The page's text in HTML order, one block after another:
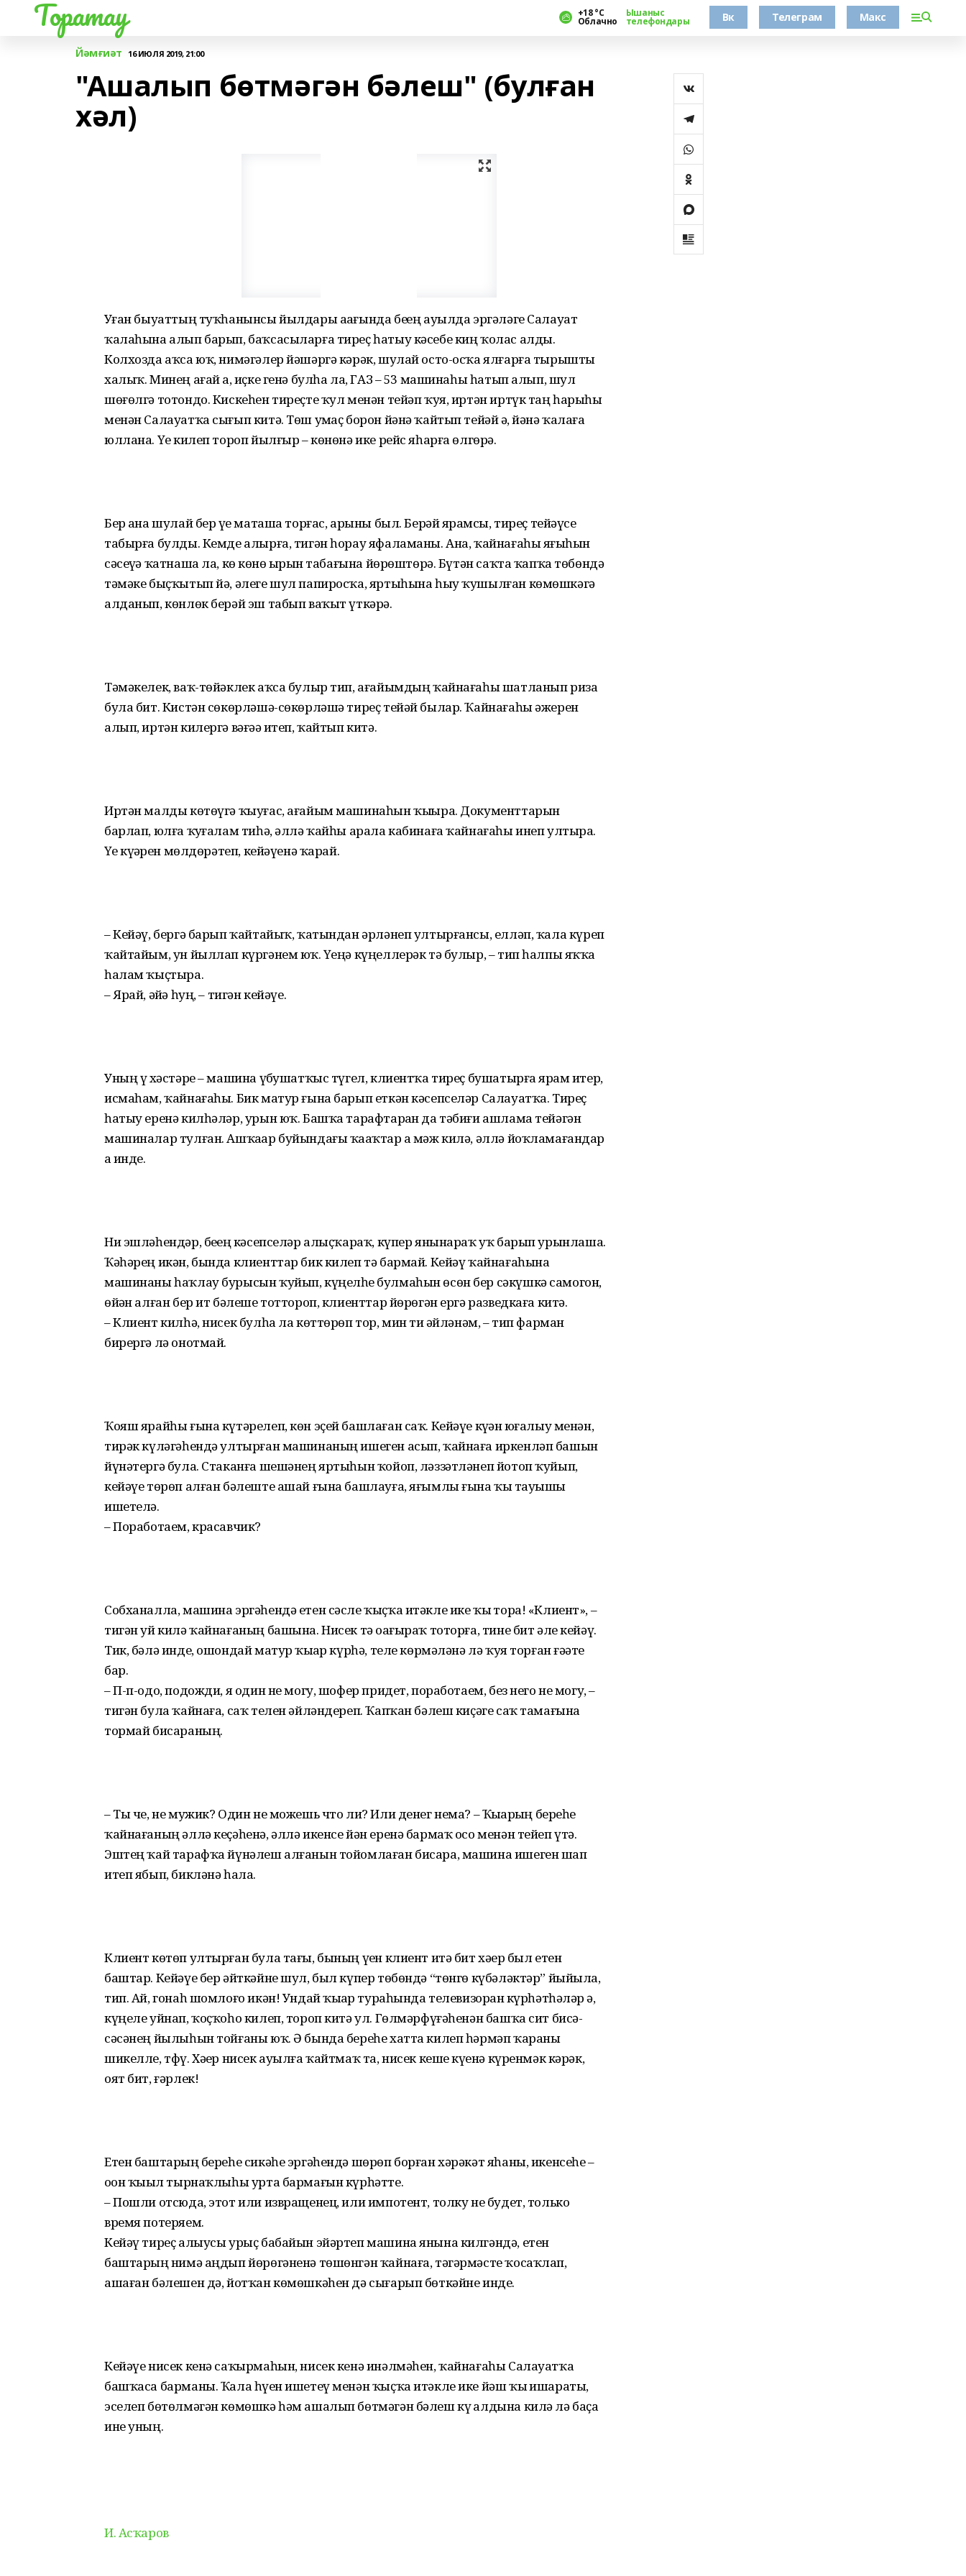
Торатау +18 °С
Облачно
Ышаныс
телефондары Вк Телеграм Макс
Йәмғиәт 16 ИЮЛЯ 2019, 21:00
"Ашалып бөтмәгән бәлеш" (булған
хәл)
Уҙған быуаттың туҡһанынсы йылдары аҙағында беҙҙең ауылда эргәләге Салауат
ҡалаһына алып барып, баҡсасыларға тиреҫ һатыу кәсебе киң ҡолас алды.
Колхозда аҡса юҡ, нимәгәлер йәшәргә кәрәк, шулай осто-осҡа ялғарға тырышты
халыҡ. Минең ағай ҙа, иҫке генә булһа ла, ГАЗ – 53 машинаһы һатып алып, шул
шөғөлгә тотондо. Кискеһен тиреҫте ҡул менән тейәп ҡуя, иртән иртүк таң һарыһы
менән Салауатҡа сығып китә. Төш уҙмаҫ борон йәнә ҡайтып тейәй ҙә, йәнә ҡалаға
юллана. Үҙе килеп тороп йылғыр – көнөнә ике рейс яһарға өлгөрә.
Бер аҙна шулай бер үҙе маташа торғас, арыны был. Берәй ярҙамсы, тиреҫ тейәүсе
табырға булды. Кемде алырға, тигән һорау яфаламаны. Ана, ҡайнағаһы яҙғыһын
сәсеүҙә ҡатнаша ла, көҙ көнө ырҙын табағына йөрөштөрә. Бүтән саҡта ҡапҡа төбөндә
тәмәке быҫҡытып йә, әлеге шул папиросҡа, яртыһына һыу ҡушылған көмөшкәгә
алданып, көнлөк берәй эш табып ваҡыт үткәрә.
Тәмәкелек, ваҡ-төйәклек аҡса булыр тип, ағайымдың ҡайнағаһы шатланып риза
була бит. Кистән сөкөрләшә-сөкөрләшә тиреҫ тейәй былар. Ҡайнағаһы әжерен
алып, иртән килергә вәғәҙә итеп, ҡайтып китә.
Иртән малды көтөүгә ҡыуғас, ағайым машинаһын ҡыҙҙыра. Документтарын
барлап, юлға ҡуҙғалам тиһә, әллә ҡайһы арала кабинаға ҡайнағаһы инеп ултыра.
Үҙе күҙҙәрен мөлдөрәтеп, кейәүенә ҡарай.
– Кейәү, бергә барып ҡайтайыҡ, ҡатындан әрләнеп ултырғансы, елләп, ҡала күреп
ҡайтайым, ун йыллап күргәнем юҡ. Үҙеңә күңеллерәк тә булыр, – тип һалпы яҡҡа
һалам ҡыҫтыра.
– Ярай, әйҙә һуң, – тигән кейәүе.
Уның үҙ хәстәре – машина үҙбушатҡыс түгел, клиентҡа тиреҫ бушатырға ярҙам итер,
исмаһам, ҡайнағаһы. Бик матур ғына барып еткән кәсепселәр Салауатҡа. Тиреҫ
һатыу еренә килһәләр, урын юҡ. Башҡа тарафтарҙан да тәбиғи ашлама тейәгән
машиналар тулған. Ашҡаҙар буйындағы ҡаҙаҡтар ҙа мәж килә, әллә йоҡламағандар
ҙа инде.
Ни эшләһендәр, беҙҙең кәсепселәр алыҫҡараҡ, күпер янынараҡ уҡ барып урынлаша.
Ҡәһәрең икән, бында клиенттар бик килеп тә бармай. Кейәү ҡайнағаһына
машинаны һаҡлау бурысын ҡуйып, күңелһеҙ булмаһын өсөн бер сәкүшкә самогон,
өйҙән алған бер ит бәлеше тоттороп, клиенттар йөрөгән ергә разведкаға китә.
– Клиент килһә, нисек булһа ла көттөрөп тор, мин тиҙ әйләнәм, – тип фарман
бирергә лә онотмай.
Ҡояш ярайһы ғына күтәрелеп, көн эҫей башлаған саҡ. Кейәүе күҙҙән юғалыу менән,
тирәк күләгәһендә ултырған машинаның ишеген асып, ҡайнаға иркенләп башын
йүнәтергә була. Стаканға шешәнең яртыһын ҡойоп, ләззәтләнеп йотоп ҡуйып,
кейәүе төрөп алған бәлеште ашай ғына башлауға, яғымлы ғына ҡыҙ тауышы
ишетелә.
– Поработаем, красавчик?
Собханалла, машина эргәһендә етен сәсле ҡыҫҡа итәкле ике ҡыҙ тора! «Клиент», –
тигән уй килә ҡайнағаның башына. Нисек тә оҙағыраҡ тоторға, тине бит әле кейәү.
Тик, бәлә инде, ошондай матур ҡыҙҙар күрһә, теле көрмәләнә лә ҡуя торған ғәҙәте
бар.
– П-п-одо, подожди, я один не могу, шофер придет, поработаем, без него не могу, –
тигән була ҡайнаға, саҡ телен әйләндереп. Ҡапҡан бәлеш киҫәге cаҡ тамағына
тормай бисараның.
– Ты че, не мужик? Один не можешь что ли? Или денег нема? – Ҡыҙҙарҙың береһе
ҡайнағаның әллә кеҫәһенә, әллә икенсе йән еренә бармаҡ осо менән тейеп үтә.
Эштең ҡай тарафҡа йүнәлеш алғанын тойомлаған бисара, машина ишеген шап
итеп ябып, бикләнә һала.
Клиент көтөп ултырған була тағы, бының үҙен клиент итә бит хәҙер был етен
баштар. Кейәүе бер әйткәйне шул, был күпер төбөндә “төнгө күбәләктәр” йыйыла,
тип. Ай, гонаһ шомлоғо икән! Ундай ҡыҙҙар тураһында телевизорҙан күрһәтһәләр ҙә,
күңеле уйнап, ҡоҫҡоһо килеп, тороп китә ул. Гөлмәрфүғәһенән башҡа сит бисә-
сәсәнең йылыһын тойғаны юҡ. Ә бында береһе хатта килеп һәрмәп ҡараны
шикелле, тфү. Хәҙер нисек ауылға ҡайтмаҡ та, нисек кеше күҙенә күренмәк кәрәк,
оят бит, ғәрлек!
Етен баштарҙың береһе сикәһе эргәһендә шөрөп борған хәрәкәт яһаны, икенсеһе –
оҙон ҡыҙыл тырнаҡлыһы урта бармағын күрһәтте.
– Пошли отсюда, этот или извращенец, или импотент, толку не будет, только
время потеряем.
Кейәү тиреҫ алыусы урыҫ бабайын эйәртеп машина янына килгәндә, етен
баштарҙың нимә аңдып йөрөгәненә төшөнгән ҡайнаға, тәгәрмәсте ҡосаҡлап,
ашаған бәлешен дә, йотҡан көмөшкәһен дә сығарып бөткәйне инде.
Кейәүе нисек кенә саҡырмаһын, нисек кенә инәлмәһен, ҡайнағаһы Салауатҡа
башҡаса барманы. Ҡала һүҙен ишетеү менән ҡыҫҡа итәкле ике йәш ҡыҙ ишараты,
эселеп бөтөлмәгән көмөшкә һәм ашалып бөтмәгән бәлеш күҙ алдына килә лә баҫа
ине уның.
И. Асҡаров